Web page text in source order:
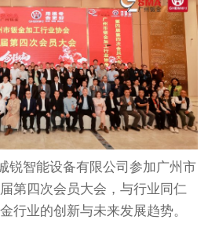
锐智能设备有限公司参加广州市
第四次会员大会，与行业同仁
行业的创新与未来发展趋势。